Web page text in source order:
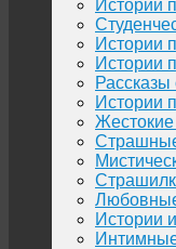
Истории
Истории
Истории
Истории
Жестокие
Истории